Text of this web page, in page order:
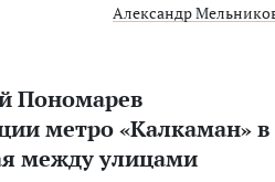
Александр
Пономарев
метро «Калкаман» в
между улицами